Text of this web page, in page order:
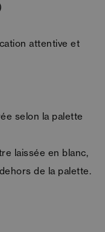
attentive et
selon la palette
laissée en blanc,
de la palette.